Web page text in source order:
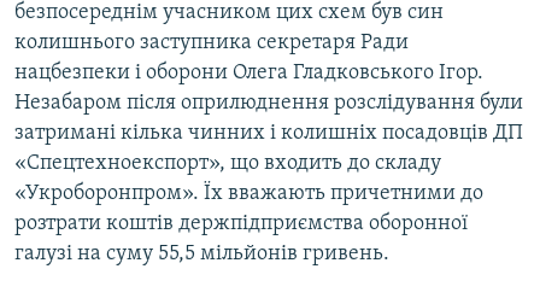
безпосереднім учасником цих схем був син
колишнього заступника секретаря Ради
нацбезпеки і оборони Олега Гладковського Ігор.
Незабаром після оприлюднення розслідування були
затримані кілька чинних і колишніх посадовців ДП
«Спецтехноекспорт», що входить до складу
«Укроборонпром». Їх вважають причетними до
розтрати коштів держпідприємства оборонної
галузі на суму 55,5 мільйонів гривень.